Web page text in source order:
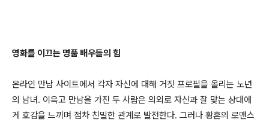
영화를 이끄는 명품 배우들의 힘
온라인 만남 사이트에서 각자 자신에 대해 거짓 프로필을 올리는 노년
의 남녀. 이윽고 만남을 가진 두 사람은 의외로 자신과 잘 맞는 상대에
게 호감을 느끼며 점차 친밀한 관계로 발전한다. 그러나 황혼의 로맨스